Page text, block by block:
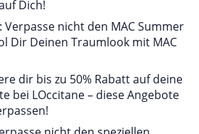
Dich!
: Verpasse nicht den MAC Summer
Dir Deinen Traumlook mit MAC
dir bis zu 50% Rabatt auf deine
bei LOccitane – diese Angebote